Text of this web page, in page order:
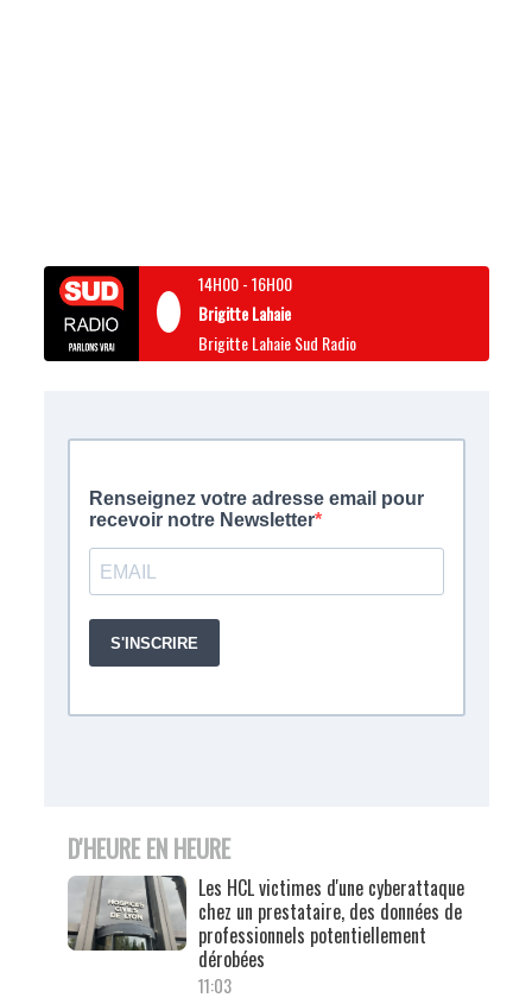
14H00-16H00
Brigitte Lahaie
Brigitte Lahaie Sud Radio
D'HEURE EN HEURE
Les HCL victimes d'une cyberattaque
chez un prestataire, des données de
professionnels potentiellement
dérobées
11:03